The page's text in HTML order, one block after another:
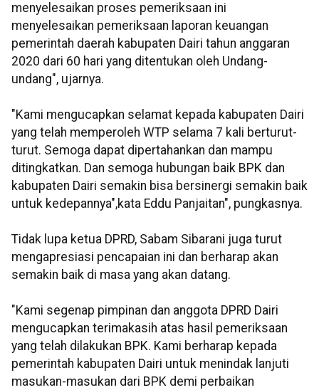
menyelesaikan proses pemeriksaan ini
menyelesaikan pemeriksaan laporan keuangan
pemerintah daerah kabupaten Dairi tahun anggaran
2020 dari 60 hari yang ditentukan oleh Undang-
undang", ujarnya.
"Kami mengucapkan selamat kepada kabupaten Dairi
yang telah memperoleh WTP selama 7 kali berturut-
turut. Semoga dapat dipertahankan dan mampu
ditingkatkan. Dan semoga hubungan baik BPK dan
kabupaten Dairi semakin bisa bersinergi semakin baik
untuk kedepannya",kata Eddu Panjaitan", pungkasnya.
Tidak lupa ketua DPRD, Sabam Sibarani juga turut
mengapresiasi pencapaian ini dan berharap akan
semakin baik di masa yang akan datang.
"Kami segenap pimpinan dan anggota DPRD Dairi
mengucapkan terimakasih atas hasil pemeriksaan
yang telah dilakukan BPK. Kami berharap kepada
pemerintah kabupaten Dairi untuk menindak lanjuti
masukan-masukan dari BPK demi perbaikan